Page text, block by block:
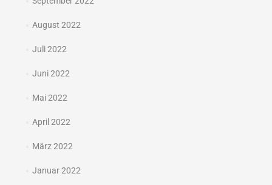
August 2022
Juli 2022
Juni 2022
Mai 2022
April 2022
März 2022
Januar 2022